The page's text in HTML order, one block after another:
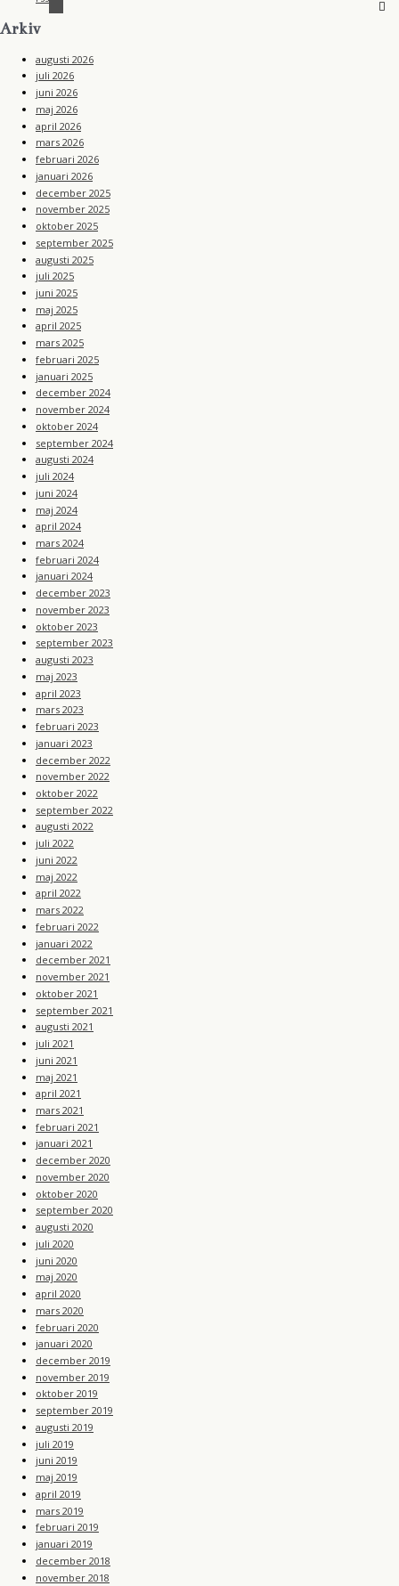
Arkiv
augusti 2026
juli 2026
juni 2026
maj 2026
april 2026
mars 2026
februari 2026
januari 2026
december 2025
november 2025
oktober 2025
september 2025
augusti 2025
juli 2025
juni 2025
maj 2025
april 2025
mars 2025
februari 2025
januari 2025
december 2024
november 2024
oktober 2024
september 2024
augusti 2024
juli 2024
juni 2024
maj 2024
april 2024
mars 2024
februari 2024
januari 2024
december 2023
november 2023
oktober 2023
september 2023
augusti 2023
maj 2023
april 2023
mars 2023
februari 2023
januari 2023
december 2022
november 2022
oktober 2022
september 2022
augusti 2022
juli 2022
juni 2022
maj 2022
april 2022
mars 2022
februari 2022
januari 2022
december 2021
november 2021
oktober 2021
september 2021
augusti 2021
juli 2021
juni 2021
maj 2021
april 2021
mars 2021
februari 2021
januari 2021
december 2020
november 2020
oktober 2020
september 2020
augusti 2020
juli 2020
juni 2020
maj 2020
april 2020
mars 2020
februari 2020
januari 2020
december 2019
november 2019
oktober 2019
september 2019
augusti 2019
juli 2019
juni 2019
maj 2019
april 2019
mars 2019
februari 2019
januari 2019
december 2018
november 2018